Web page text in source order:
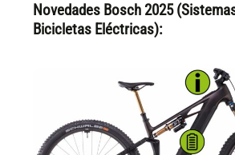
Novedades Bosch 2025
Bicicletas Eléctricas):